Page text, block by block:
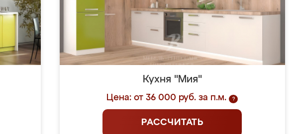
Кухня "Мия"
Цена: от 36 000 руб. за п.м. ?
РАССЧИТАТЬ